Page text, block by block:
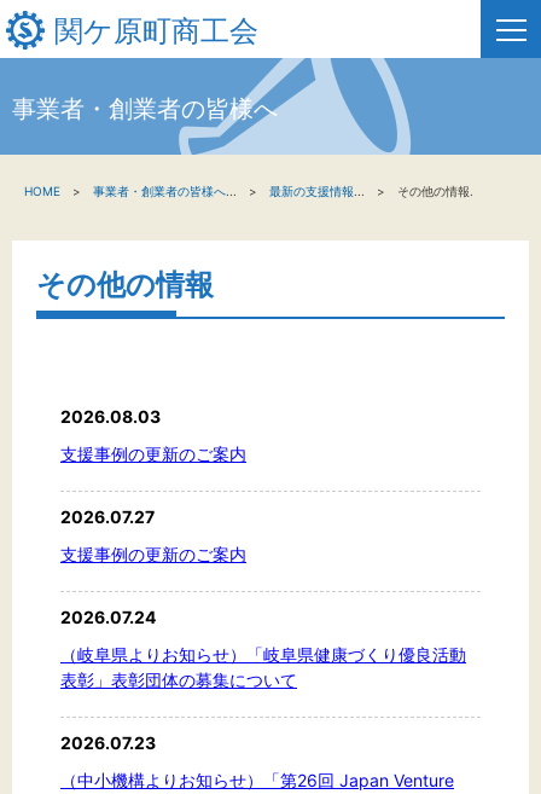
関ケ原町商工会
新着情報
関係機関の方へ
文字サイズ
標準
黒 白 黄
事業者・創業者の皆様へ
HOME 事業者・創業者の皆様へ 最新の支援情報 その他の情報.
その他の情報
2026.08.03
支援事例の更新のご案内
2026.07.27
支援事例の更新のご案内
2026.07.24
（岐阜県よりお知らせ）「岐阜県健康づくり優良活動
表彰」表彰団体の募集について
2026.07.23
（中小機構よりお知らせ）「第26回 Japan Venture